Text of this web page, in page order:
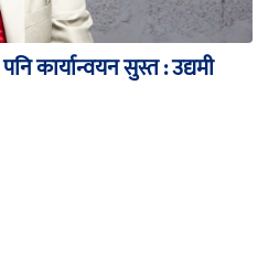
कार्यान्वयन सुस्त : उद्यमी